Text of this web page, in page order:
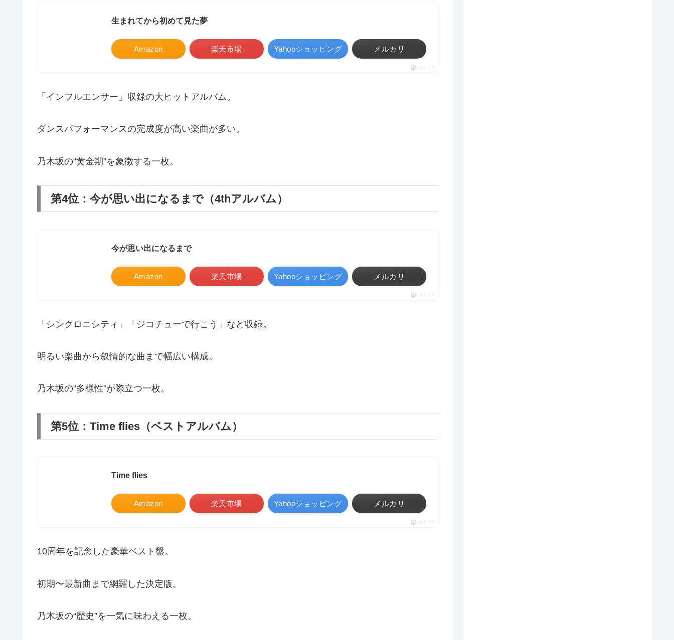
生まれてから初めて見た夢
Amazon 楽天市場 Yahooショッピング メルカリ
ポチップ
「インフルエンサー」収録の大ヒットアルバム。
ダンスパフォーマンスの完成度が高い楽曲が多い。
乃木坂の“黄金期”を象徴する一枚。
第4位：今が思い出になるまで（4thアルバム）
今が思い出になるまで
Amazon 楽天市場 Yahooショッピング メルカリ
ポチップ
「シンクロニシティ」「ジコチューで行こう」など収録。
明るい楽曲から叙情的な曲まで幅広い構成。
乃木坂の“多様性”が際立つ一枚。
第5位：Time flies（ベストアルバム）
Time flies
Amazon 楽天市場 Yahooショッピング メルカリ
ポチップ
10周年を記念した豪華ベスト盤。
初期〜最新曲まで網羅した決定版。
乃木坂の“歴史”を一気に味わえる一枚。